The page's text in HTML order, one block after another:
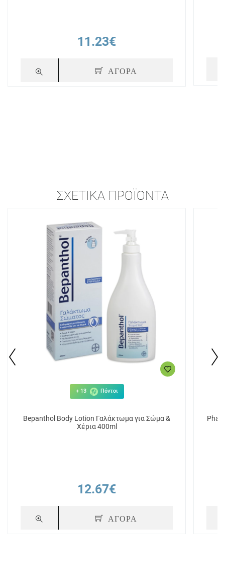
11.23€
ΑΓΟΡΑ
ΣΧΕΤΙΚΆ ΠΡΟΪΌΝΤΑ
+ 13 Πόντοι
Bepanthol Body Lotion Γαλάκτωμα για Σώμα &
Χέρια 400ml
12.67€
ΑΓΟΡΑ